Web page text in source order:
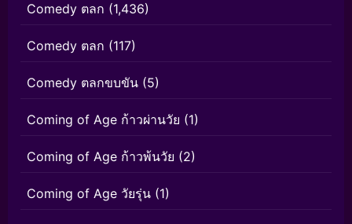
Comedy ตลก (1,436)
Comedy ตลก (117)
Comedy ตลกขบขัน (5)
Coming of Age ก้าวผ่านวัย (1)
Coming of Age ก้าวพ้นวัย (2)
Coming of Age วัยรุ่น (1)